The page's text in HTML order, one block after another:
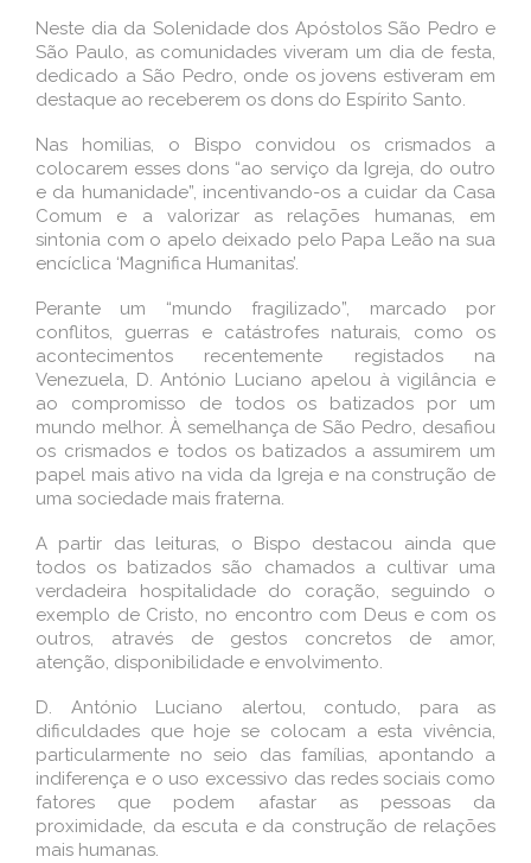
Neste dia da Solenidade dos Apóstolos São Pedro e
São Paulo, as comunidades viveram um dia de festa,
dedicado a São Pedro, onde os jovens estiveram em
destaque ao receberem os dons do Espírito Santo.
Nas homilias, o Bispo convidou os crismados a
colocarem esses dons “ao serviço da Igreja, do outro
e da humanidade”, incentivando-os a cuidar da Casa
Comum e a valorizar as relações humanas, em
sintonia com o apelo deixado pelo Papa Leão na sua
encíclica ‘Magnifica Humanitas’.
Perante um “mundo fragilizado”, marcado por
conflitos, guerras e catástrofes naturais, como os
acontecimentos recentemente registados na
Venezuela, D. António Luciano apelou à vigilância e
ao compromisso de todos os batizados por um
mundo melhor. À semelhança de São Pedro, desafiou
os crismados e todos os batizados a assumirem um
papel mais ativo na vida da Igreja e na construção de
uma sociedade mais fraterna.
A partir das leituras, o Bispo destacou ainda que
todos os batizados são chamados a cultivar uma
verdadeira hospitalidade do coração, seguindo o
exemplo de Cristo, no encontro com Deus e com os
outros, através de gestos concretos de amor,
atenção, disponibilidade e envolvimento.
D. António Luciano alertou, contudo, para as
dificuldades que hoje se colocam a esta vivência,
particularmente no seio das famílias, apontando a
indiferença e o uso excessivo das redes sociais como
fatores que podem afastar as pessoas da
proximidade, da escuta e da construção de relações
mais humanas.